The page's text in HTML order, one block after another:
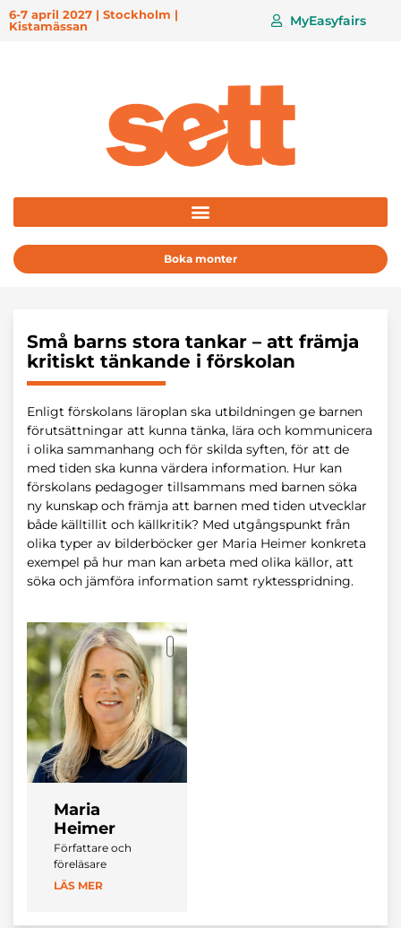
6-7 april 2027 | Stockholm |
Kistamässan
MyEasyfairs
Boka monter
Små barns stora tankar – att främja
kritiskt tänkande i förskolan
Enligt förskolans läroplan ska utbildningen ge barnen
förutsättningar att kunna tänka, lära och kommunicera
i olika sammanhang och för skilda syften, för att de
med tiden ska kunna värdera information. Hur kan
förskolans pedagoger tillsammans med barnen söka
ny kunskap och främja att barnen med tiden utvecklar
både källtillit och källkritik? Med utgångspunkt från
olika typer av bilderböcker ger Maria Heimer konkreta
exempel på hur man kan arbeta med olika källor, att
söka och jämföra information samt ryktesspridning.
Maria
Heimer
Författare och
föreläsare
LÄS MER